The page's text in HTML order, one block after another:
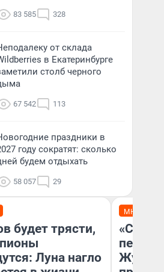
83 585 328
от склада
в Екатеринбурге
столб черного
67 542 113
праздники в
году сократят: сколько
будем отдыхать
58 057 29
будет трясти,
Луна нагло
МНЕНИЕ